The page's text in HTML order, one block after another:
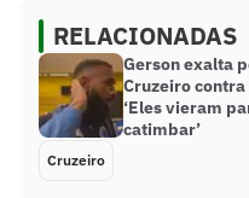
RELACIONADAS
Gerson exalta
Cruzeiro contra
‘Eles vieram
catimbar’
Cruzeiro